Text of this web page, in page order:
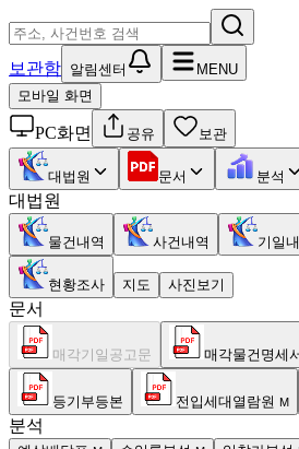
보관함 알림센터
MENU
모바일 화면
PC화면 공유 보관
대법원 문서 분석
대법원
물건내역 사건내역 기일
현황조사 지도 사진보기
문서
매각기일공고문 매각물건명세
등기부등본 전입세대열람원 M
분석